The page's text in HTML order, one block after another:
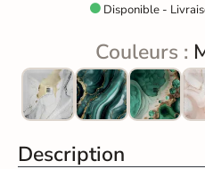
Disponible -
Couleurs :
Description